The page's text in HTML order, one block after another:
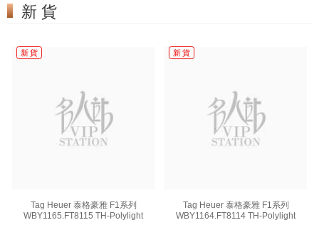
新 貨
Tag Heuer 泰格豪雅 F1系列
WBY1165.FT8115 TH-Polylight
新 貨
Tag Heuer 泰格豪雅 F1系列
WBY1164.FT8114 TH-Polylight
新 貨